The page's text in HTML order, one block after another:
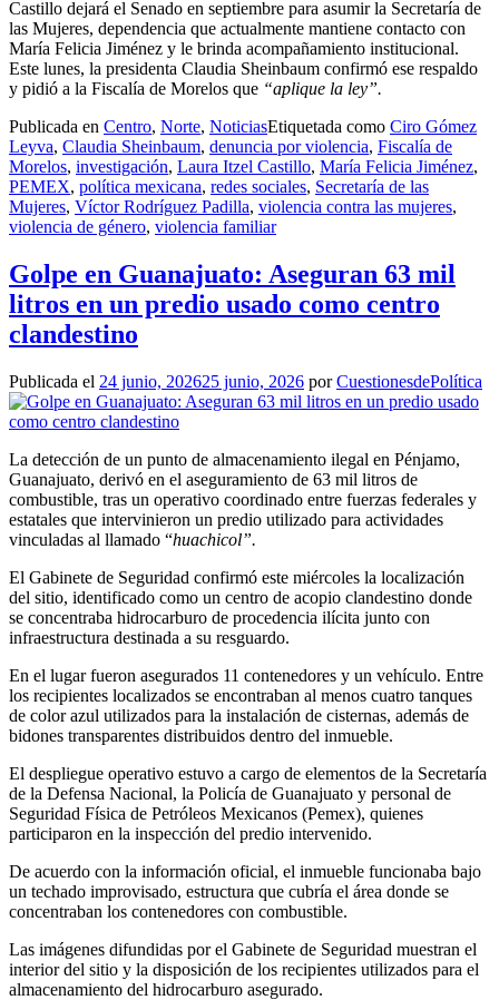
Castillo dejará el Senado en septiembre para asumir la Secretaría de
las Mujeres, dependencia que actualmente mantiene contacto con
María Felicia Jiménez y le brinda acompañamiento institucional.
Este lunes, la presidenta Claudia Sheinbaum confirmó ese respaldo
y pidió a la Fiscalía de Morelos que “aplique la ley”.
Publicada en Centro, Norte, NoticiasEtiquetada como Ciro Gómez
Leyva, Claudia Sheinbaum, denuncia por violencia, Fiscalía de
Morelos, investigación, Laura Itzel Castillo, María Felicia Jiménez,
PEMEX, política mexicana, redes sociales, Secretaría de las
Mujeres, Víctor Rodríguez Padilla, violencia contra las mujeres,
violencia de género, violencia familiar
Golpe en Guanajuato: Aseguran 63 mil
litros en un predio usado como centro
clandestino
Publicada el 24 junio, 202625 junio, 2026 porCuestionesdePolítica
La detección de un punto de almacenamiento ilegal en Pénjamo,
Guanajuato, derivó en el aseguramiento de 63 mil litros de
combustible, tras un operativo coordinado entre fuerzas federales y
estatales que intervinieron un predio utilizado para actividades
vinculadas al llamado “huachicol”.
El Gabinete de Seguridad confirmó este miércoles la localización
del sitio, identificado como un centro de acopio clandestino donde
se concentraba hidrocarburo de procedencia ilícita junto con
infraestructura destinada a su resguardo.
En el lugar fueron asegurados 11 contenedores y un vehículo. Entre
los recipientes localizados se encontraban al menos cuatro tanques
de color azul utilizados para la instalación de cisternas, además de
bidones transparentes distribuidos dentro del inmueble.
El despliegue operativo estuvo a cargo de elementos de la Secretaría
de la Defensa Nacional, la Policía de Guanajuato y personal de
Seguridad Física de Petróleos Mexicanos (Pemex), quienes
participaron en la inspección del predio intervenido.
De acuerdo con la información oficial, el inmueble funcionaba bajo
un techado improvisado, estructura que cubría el área donde se
concentraban los contenedores con combustible.
Las imágenes difundidas por el Gabinete de Seguridad muestran el
interior del sitio y la disposición de los recipientes utilizados para el
almacenamiento del hidrocarburo asegurado.